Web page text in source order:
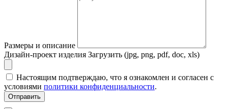
Размеры и описание
Дизайн-проект изделия Загрузить (jpg, png, pdf, doc, xls)
Настоящим подтверждаю, что я ознакомлен и согласен с
условиями политики конфиденциальности.
Отправить